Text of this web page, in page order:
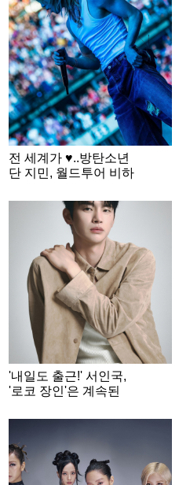
전 세계가 ♥..방탄소년
단 지민, 월드투어 비하
'내일도 출근!' 서인국,
'로코 장인'은 계속된
게" [★FULL인터뷰]